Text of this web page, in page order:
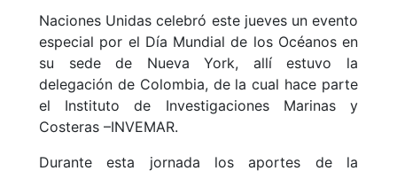
Naciones Unidas celebró este jueves un evento
especial por el Día Mundial de los Océanos en
su sede de Nueva York, allí estuvo la
delegación de Colombia, de la cual hace parte
el Instituto de Investigaciones Marinas y
Costeras –INVEMAR.
Durante esta jornada los aportes de la